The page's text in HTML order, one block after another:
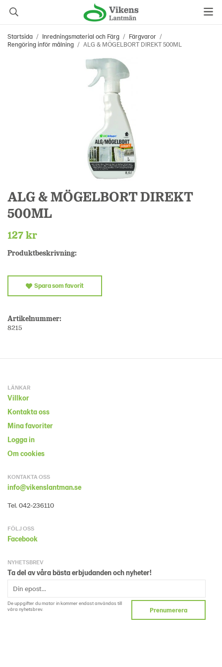
Startsida / Inredningsmaterial och Färg / Färgvaror /
Rengöring inför målning / ALG & MÖGELBORT DIREKT 500ML
ALG & MÖGELBORT DIREKT
500ML
127 kr
Produktbeskrivning:
Spara som favorit
Artikelnummer:
8215
LÄNKAR
Villkor
Kontakta oss
Mina favoriter
Logga in
Om cookies
KONTAKTA OSS
info@vikenslantman.se
Tel. 042-236110
FÖLJ OSS
Facebook
NYHETSBREV
Ta del av våra bästa erbjudanden och nyheter!
De uppgifter du matar in kommer endast användas till
våra nyhetsbrev.
Prenumerera